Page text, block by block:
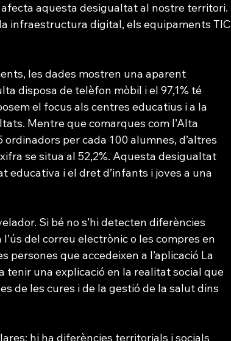
aquesta desigualtat al nostre territori.
infraestructura digital, els equipaments TIC
les dades mostren una aparent
disposa de telèfon mòbil i el 97,1% té
el focus als centres educatius i a la
Mentre que comarques com l’Alta
per cada 100 alumnes, d’altres
se situa al 52,2%. Aquesta desigualtat
educativa i el dret d’infants i joves a una
Si bé no s’hi detecten diferències
del correu electrònic o les compres en
persones que accedeixen a l’aplicació La
tenir una explicació en la realitat social que
de les cures i de la gestió de la salut dins
hi ha diferències territorials i socials